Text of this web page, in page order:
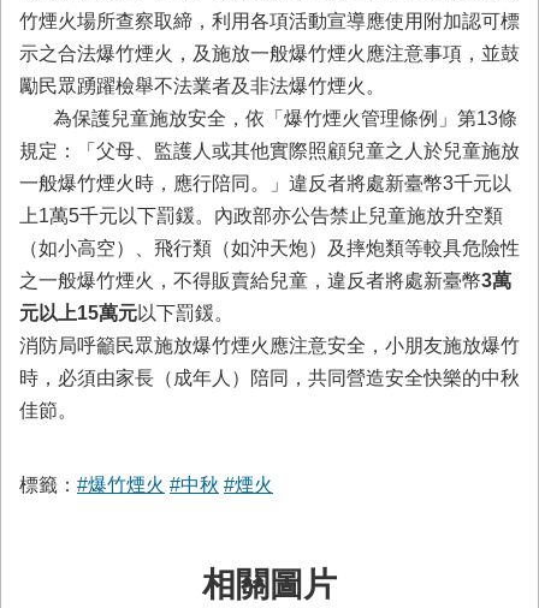
民
力
園
接
受
贈
公
開
徵
信
網
站
覽
竹煙火場所查察取締，利用各項活動宣導應使用附加認可標
示之合法爆竹煙火，及施放一般爆竹煙火應注意事項，並鼓
勵民眾踴躍檢舉不法業者及非法爆竹煙火。
為保護兒童施放安全，依「爆竹煙火管理條例」第13條
規定：「父母、監護人或其他實際照顧兒童之人於兒童施放
一般爆竹煙火時，應行陪同。」違反者將處新臺幣3千元以
上1萬5千元以下罰鍰。內政部亦公告禁止兒童施放升空類
（如小高空）、飛行類（如沖天炮）及摔炮類等較具危險性
之一般爆竹煙火，不得販賣給兒童，違反者將處新臺幣3萬
元以上15萬元以下罰鍰。
消防局呼籲民眾施放爆竹煙火應注意安全，小朋友施放爆竹
時，必須由家長（成年人）陪同，共同營造安全快樂的中秋
佳節。
標籤： #爆竹煙火 #中秋 #煙火
相關圖片